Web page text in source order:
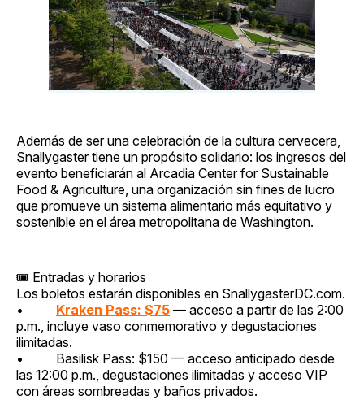
Además de ser una celebración de la cultura cervecera,
Snallygaster tiene un propósito solidario: los ingresos del
evento beneficiarán al Arcadia Center for Sustainable
Food & Agriculture, una organización sin fines de lucro
que promueve un sistema alimentario más equitativo y
sostenible en el área metropolitana de Washington.
🎟️ Entradas y horarios
Los boletos estarán disponibles en SnallygasterDC.com.
• Kraken Pass: $75 — acceso a partir de las 2:00
p.m., incluye vaso conmemorativo y degustaciones
ilimitadas.
• Basilisk Pass: $150 — acceso anticipado desde
las 12:00 p.m., degustaciones ilimitadas y acceso VIP
con áreas sombreadas y baños privados.